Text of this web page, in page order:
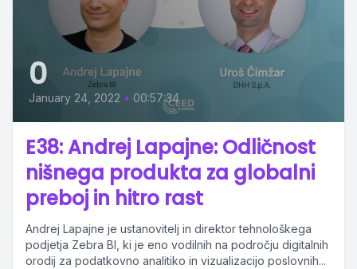
0
January 24, 2022 • 00:57:34
E38: Andrej Lapajne: Odličnost
nišnega produkta za globalni
preboj in hitro rast
Andrej Lapajne je ustanovitelj in direktor tehnološkega
podjetja Zebra BI, ki je eno vodilnih na področju digitalnih
orodij za podatkovno analitiko in vizualizacijo poslovnih...